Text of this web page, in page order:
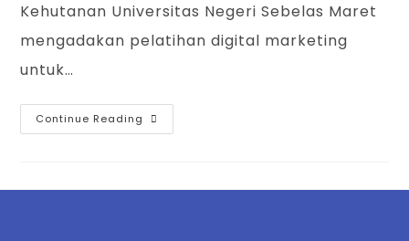
Kehutanan Universitas Negeri Sebelas Maret
mengadakan pelatihan digital marketing
untuk…
Continue Reading